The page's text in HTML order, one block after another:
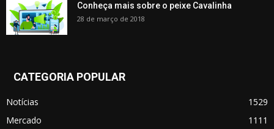
Conheça mais sobre o peixe Cavalinha
28 de março de 2018
CATEGORIA POPULAR
Notícias
1529
Mercado
1111